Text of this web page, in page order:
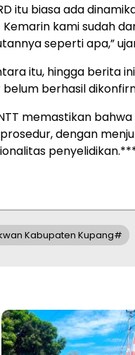
itu biasa ada
Kemarin kami sudah
seperti apa,”
itu, hingga berita
berhasil
memastikan
dengan
Kabupaten Kupang#